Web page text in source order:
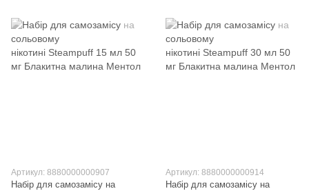
Артикул: 8880000000907
Набір для самозамісу на
Артикул: 8880000000914
Набір для самозамісу на